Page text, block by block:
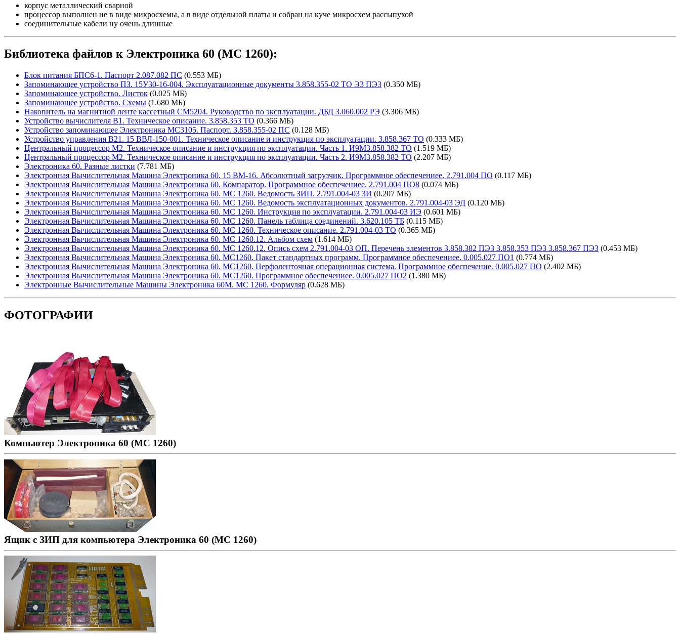
корпус металлический сварной
процессор выполнен не в виде микросхемы, а в виде отдельной платы и собран на куче микросхем рассыпухой
соединительные кабели ну очень длинные
Библиотека файлов к Электроника 60 (МС 1260):
Блок питания БПС6-1. Паспорт 2.087.082 ПС (0.553 МБ)
Запоминающее устройство ПЗ. 15У30-16-004. Эксплуатационные документы 3.858.355-02 ТО Э3 ПЭ3 (0.350 МБ)
Запоминающее устройство. Листок (0.025 МБ)
Запоминающее устройство. Схемы (1.680 МБ)
Накопитель на магнитной ленте кассетный СМ5204. Руководство по эксплуатации. ДБД 3.060.002 РЭ (3.306 МБ)
Устройство вычислителя В1. Техническое описание. 3.858.353 ТО (0.366 МБ)
Устройство запоминающее Электроника МС3105. Паспорт. 3.858.355-02 ПС (0.128 МБ)
Устройство управления В21. 15 ВВЛ-150-001. Техническое описание и инструкция по эксплуатации. 3.858.367 ТО (0.333 МБ)
Центральный процессор М2. Техническое описание и инструкция по эксплуатации. Часть 1. И9М3.858.382 ТО (1.519 МБ)
Центральный процессор М2. Техническое описание и инструкция по эксплуатации. Часть 2. И9М3.858.382 ТО (2.207 МБ)
Электроника 60. Разные листки (7.781 МБ)
Электронная Вычислительная Машина Электроника 60. 15 ВМ-16. Абсолютный загрузчик. Программное обеспечениее. 2.791.004 ПО (0.117 МБ)
Электронная Вычислительная Машина Электроника 60. Компаратор. Программное обеспечениее. 2.791.004 ПО8 (0.074 МБ)
Электронная Вычислительная Машина Электроника 60. МС 1260. Ведомость ЗИП. 2.791.004-03 ЗИ (0.207 МБ)
Электронная Вычислительная Машина Электроника 60. МС 1260. Ведомость эксплуатационных документов. 2.791.004-03 ЭД (0.120 МБ)
Электронная Вычислительная Машина Электроника 60. МС 1260. Инструкция по эксплуатации. 2.791.004-03 ИЭ (0.601 МБ)
Электронная Вычислительная Машина Электроника 60. МС 1260. Панель таблица соединений. 3.620.105 ТБ (0.115 МБ)
Электронная Вычислительная Машина Электроника 60. МС 1260. Техническое описание. 2.791.004-03 ТО (0.365 МБ)
Электронная Вычислительная Машина Электроника 60. МС 1260.12. Альбом схем (1.614 МБ)
Электронная Вычислительная Машина Электроника 60. МС 1260.12. Опись схем 2.791.004-03 ОП. Перечень элементов 3.858.382 ПЭ3 3.858.353 ПЭ3 3.858.367 ПЭ3 (0.453 МБ)
Электронная Вычислительная Машина Электроника 60. МС1260. Пакет стандартных программ. Программное обеспечениее. 0.005.027 ПО1 (0.774 МБ)
Электронная Вычислительная Машина Электроника 60. МС1260. Перфоленточная операционная система. Программное обеспечение. 0.005.027 ПО (2.402 МБ)
Электронная Вычислительная Машина Электроника 60. МС1260. Программное обеспечениее. 0.005.027 ПО2 (1.380 МБ)
Электронные Вычислительные Машины Электроника 60М. МС 1260. Формуляр (0.628 МБ)
ФОТОГРАФИИ
Компьютер Электроника 60 (МС 1260)
Ящик с ЗИП для компьютера Электроника 60 (МС 1260)